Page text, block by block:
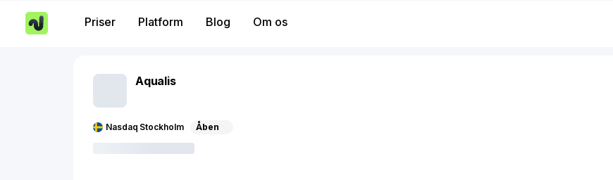
Priser Platform Blog Om os
Aqualis
Nasdaq Stockholm Åben